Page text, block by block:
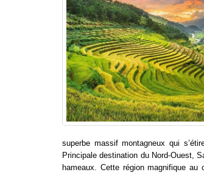
superbe massif montagneux qui
Principale destination du Nord-Ouest,
hameaux. Cette région magnifique